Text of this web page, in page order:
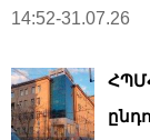
14:52-31.07.26